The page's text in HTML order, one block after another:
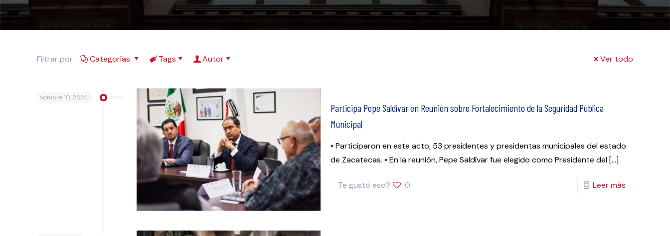
Filtrar por Categorías Tags Autor Ver todo
octubre 10, 2024
Participa Pepe Saldívar en Reunión sobre Fortalecimiento de la Seguridad Pública
Municipal
• Participaron en este acto, 53 presidentes y presidentas municipales del estado
de Zacatecas. • En la reunión, Pepe Saldívar fue elegido como Presidente del[…]
Te gustó eso? 0 Leer más